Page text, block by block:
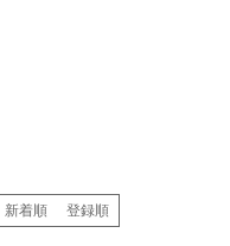
新着順 登録順